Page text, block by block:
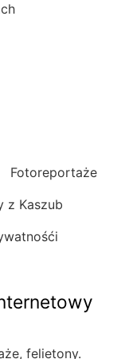
Fotoreportaże
z Kaszub
felietony.